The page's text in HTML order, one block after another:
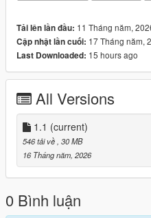
Tải lên lần đầu: 11 Tháng năm,
Cập nhật lần cuối: 17 Tháng năm,
Last Downloaded: 15 hours ago
All Versions
1.1 (current)
546 tải về , 30 MB
16 Tháng năm, 2026
0 Bình luận